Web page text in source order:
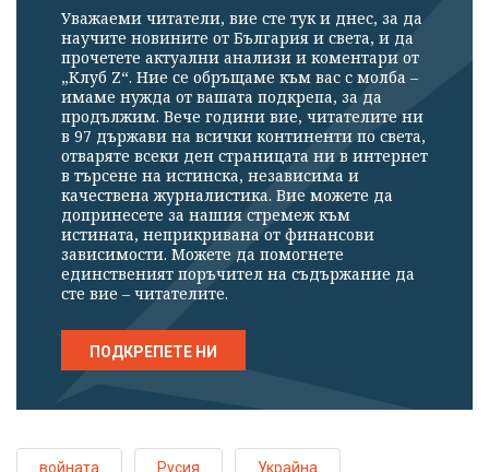
Уважаеми читатели, вие сте тук и днес, за да
научите новините от България и света, и да
прочетете актуални анализи и коментари от
„Клуб Z“. Ние се обръщаме към вас с молба –
имаме нужда от вашата подкрепа, за да
продължим. Вече години вие, читателите ни
в 97 държави на всички континенти по света,
отваряте всеки ден страницата ни в интернет
в търсене на истинска, независима и
качествена журналистика. Вие можете да
допринесете за нашия стремеж към
истината, неприкривана от финансови
зависимости. Можете да помогнете
единственият поръчител на съдържание да
сте вие – читателите.
ПОДКРЕПЕТЕ НИ
войната Русия Украйна